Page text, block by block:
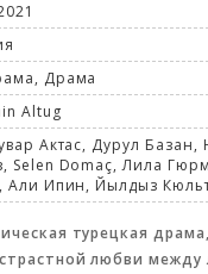
, Драма
Altug
Актас, Дурул
Selen Domaç, Лила
Али Ипин, Йылдыз
турецкая
любви между